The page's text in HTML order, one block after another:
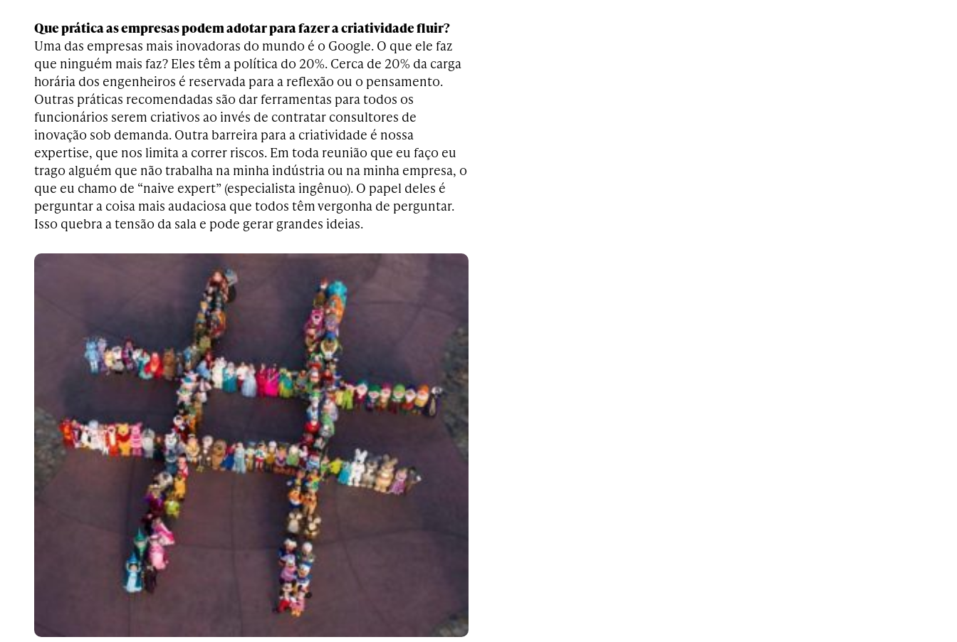
Que prática as empresas podem adotar para fazer a criatividade fluir?
Uma das empresas mais inovadoras do mundo é o Google. O que ele faz
que ninguém mais faz? Eles têm a política do 20%. Cerca de 20% da carga
horária dos engenheiros é reservada para a reflexão ou o pensamento.
Outras práticas recomendadas são dar ferramentas para todos os
funcionários serem criativos ao invés de contratar consultores de
inovação sob demanda. Outra barreira para a criatividade é nossa
expertise, que nos limita a correr riscos. Em toda reunião que eu faço eu
trago alguém que não trabalha na minha indústria ou na minha empresa, o
que eu chamo de “naive expert” (especialista ingênuo). O papel deles é
perguntar a coisa mais audaciosa que todos têm vergonha de perguntar.
Isso quebra a tensão da sala e pode gerar grandes ideias.